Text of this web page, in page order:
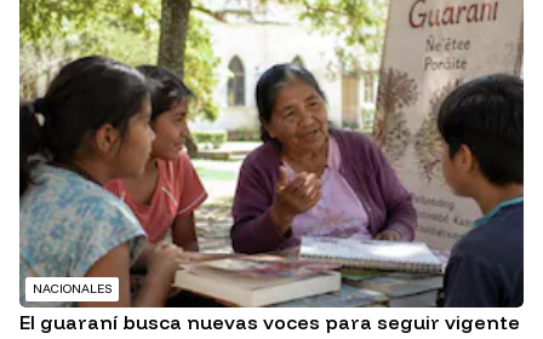
NACIONALES
El guaraní busca nuevas voces para seguir vigente